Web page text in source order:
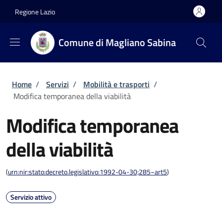
Regione Lazio
Comune di Magliano Sabina
Briciole di pane
Home / Servizi / Mobilità e trasporti /
Modifica temporanea della viabilità
Modifica temporanea
della viabilità
(urn:nir:stato:decreto.legislativo:1992-04-30;285~art5)
Servizio attivo